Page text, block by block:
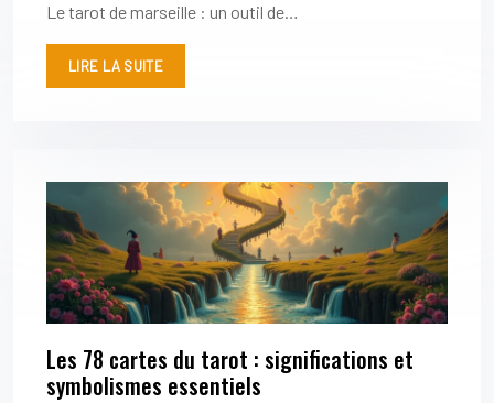
Le tarot de marseille : un outil de…
LIRE LA SUITE
Les 78 cartes du tarot : significations et
symbolismes essentiels